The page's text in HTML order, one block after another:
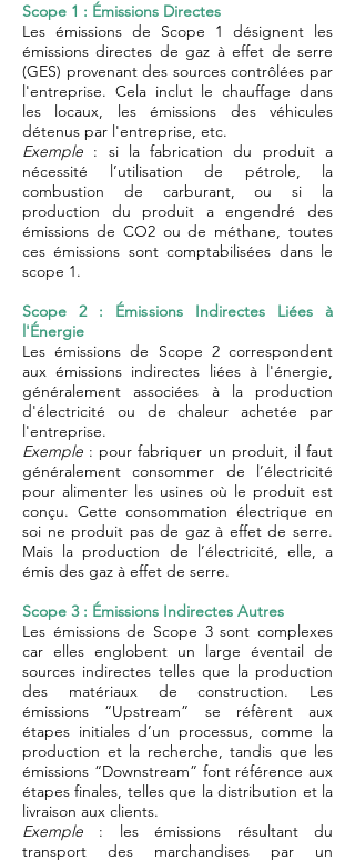
Scope 1 : Émissions Directes
Les émissions de Scope 1 désignent les
émissions directes de gaz à effet de serre
(GES) provenant des sources contrôlées par
l'entreprise. Cela inclut le chauffage dans
les locaux, les émissions des véhicules
détenus par l'entreprise, etc.
Exemple : si la fabrication du produit a
nécessité l’utilisation de pétrole, la
combustion de carburant, ou si la
production du produit a engendré des
émissions de CO2 ou de méthane, toutes
ces émissions sont comptabilisées dans le
scope 1.
Scope 2 : Émissions Indirectes Liées à
l'Énergie
Les émissions de Scope 2 correspondent
aux émissions indirectes liées à l'énergie,
généralement associées à la production
d'électricité ou de chaleur achetée par
l'entreprise.
Exemple : pour fabriquer un produit, il faut
généralement consommer de l’électricité
pour alimenter les usines où le produit est
conçu. Cette consommation électrique en
soi ne produit pas de gaz à effet de serre.
Mais la production de l’électricité, elle, a
émis des gaz à effet de serre.
Scope 3 : Émissions Indirectes Autres
Les émissions de Scope 3 sont complexes
car elles englobent un large éventail de
sources indirectes telles que la production
des matériaux de construction. Les
émissions “Upstream” se réfèrent aux
étapes initiales d’un processus, comme la
production et la recherche, tandis que les
émissions “Downstream” font référence aux
étapes finales, telles que la distribution et la
livraison aux clients.
Exemple : les émissions résultant du
transport des marchandises par un